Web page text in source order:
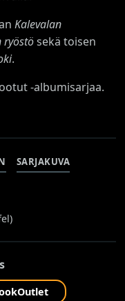
Kalevalan
ryöstösekä toisen
.
-albumisarjaa.
SARJAKUVA
)